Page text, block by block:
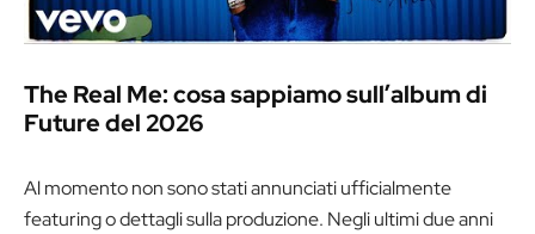
The Real Me: cosa sappiamo sull’album di
Future del 2026
Al momento non sono stati annunciati ufficialmente
featuring o dettagli sulla produzione. Negli ultimi due anni